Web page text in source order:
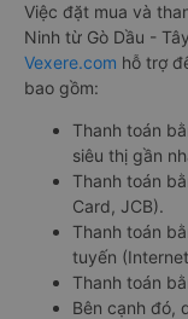
Việc đặt mua và
Ninh từ Gò Dầu -
Vexere.com hỗ trợ
bao gồm:
Thanh toán
siêu thị gần
Thanh toán
Card, JCB).
Thanh toán
tuyến
Thanh toán
Bên cạnh đó,